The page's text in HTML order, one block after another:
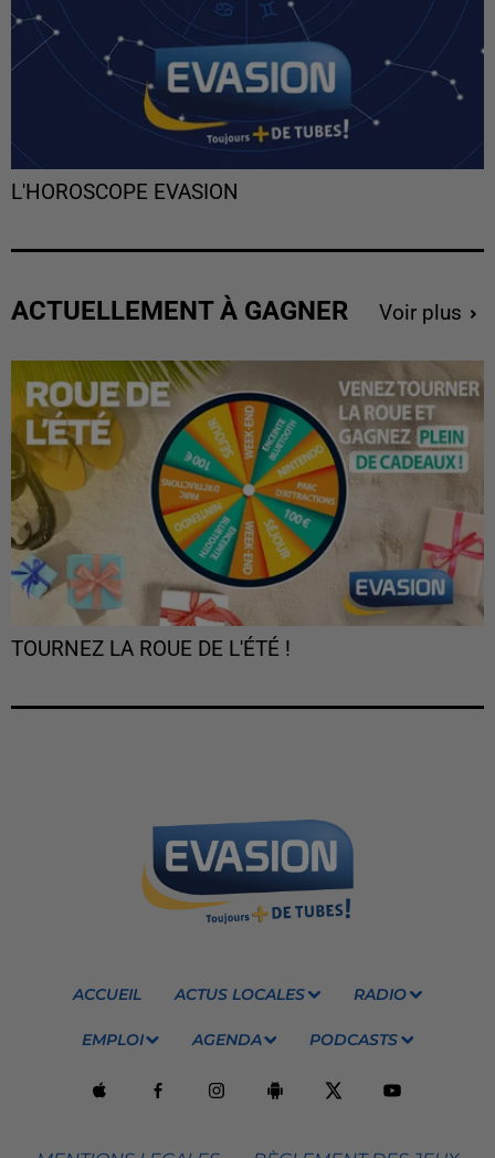
L'HOROSCOPE EVASION
ACTUELLEMENT À GAGNER Voir plus
TOURNEZ LA ROUE DE L'ÉTÉ !
ACCUEIL ACTUS LOCALES RADIO
EMPLOI AGENDA PODCASTS